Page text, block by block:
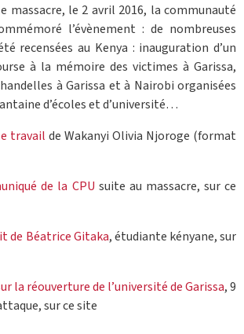
massacre, le 2 avril 2016, la communauté
l’évènement : de nombreuses
recensées au Kenya : inauguration d’un
à la mémoire des victimes à Garissa,
à Garissa et à Nairobi organisées
d’écoles et d’université…
travail de Wakanyi Olivia Njoroge (format
de la CPU suite au massacre, sur ce
de Béatrice Gitaka, étudiante kényane, sur
la réouverture de l’université de Garissa, 9
sur ce site